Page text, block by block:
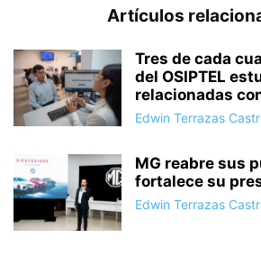
Artículos
Tres de cada
del OSIPTEL
relacionadas
Edwin Terrazas
MG reabre sus
fortalece su
Edwin Terrazas